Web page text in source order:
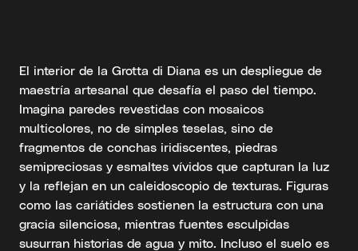
El interior de la Grotta di Diana es un despliegue de
maestría artesanal que desafía el paso del tiempo.
Imagina paredes revestidas con mosaicos
multicolores, no de simples teselas, sino de
fragmentos de conchas iridiscentes, piedras
semipreciosas y esmaltes vívidos que capturan la luz
y la reflejan en un caleidoscopio de texturas. Figuras
como las cariátides sostienen la estructura con una
gracia silenciosa, mientras fuentes esculpidas
susurran historias de agua y mito. Incluso el suelo es